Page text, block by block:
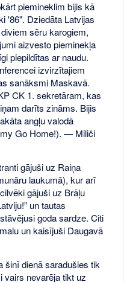
piemineklim bijis kā
'86". Dziedāta Latvijas
sēru karogiem,
aizvesto pieminekļa
piepildītas ar naudu.
izvirzītajiem
sanāksmi Maskavā.
CK 1. sekretāram, kas
darīts zināms. Bijis
angļu valodā
Go Home!). — Miliči
gājuši uz Raiņa
laukumā), kur arī
gājuši uz Brāļu
un tautas
goda sardze. Citi
un kaisījuši Daugavā
šinī dienā saradušies tik
vairs nevarēja tikt uz